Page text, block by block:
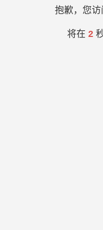
抱歉，您访
将在 2